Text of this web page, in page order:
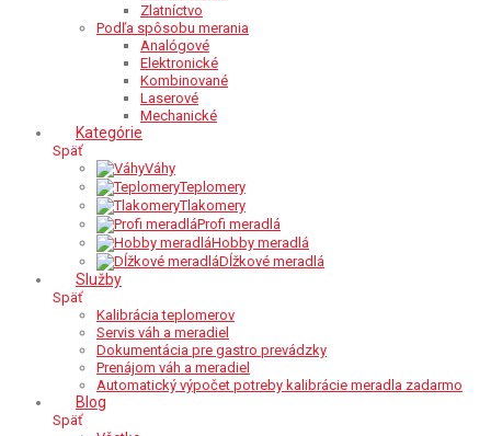
Zlatníctvo
Podľa spôsobu merania
Analógové
Elektronické
Kombinované
Laserové
Mechanické
Kategórie
Späť
Váhy
Teplomery
Tlakomery
Profi meradlá
Hobby meradlá
Dĺžkové meradlá
Služby
Späť
Kalibrácia teplomerov
Servis váh a meradiel
Dokumentácia pre gastro prevádzky
Prenájom váh a meradiel
Automatický výpočet potreby kalibrácie meradla zadarmo
Blog
Späť